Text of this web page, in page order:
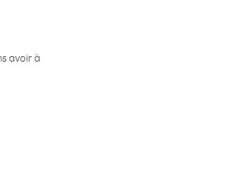
avoir à